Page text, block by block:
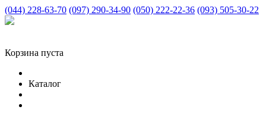
(044) 228-63-70 (097) 290-34-90 (050) 222-22-36 (093) 505-30-22
Корзина пуста
Каталог